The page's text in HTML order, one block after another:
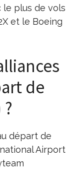
le plus de vols
et le Boeing
de
départ de
Airport